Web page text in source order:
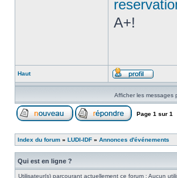
A+!
Haut
Afficher les messages
Page 1 sur 1
Index du forum » LUDI-IDF » Annonces d'événements
Qui est en ligne ?
Utilisateur(s) parcourant actuellement ce forum : Aucun